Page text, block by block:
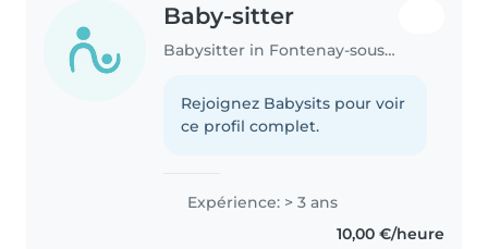
Baby-sitter
Babysitter in Fontenay-sous-Bois
Rejoignez Babysits pour voir
ce profil complet.
Expérience: > 3 ans
10,00 €/heure